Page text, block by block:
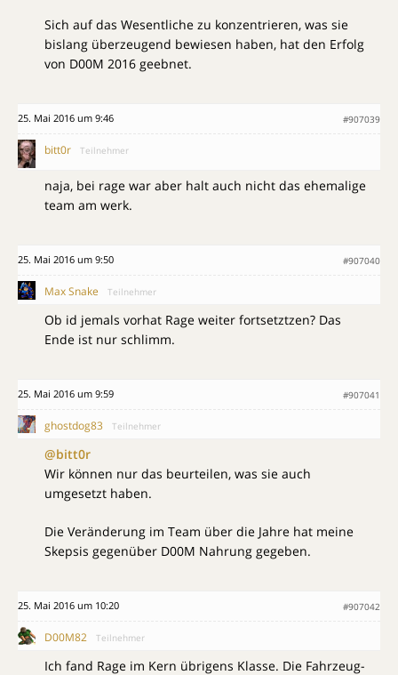
Sich auf das Wesentliche zu konzentrieren, was sie
bislang überzeugend bewiesen haben, hat den Erfolg
von D00M 2016 geebnet.
25. Mai 2016 um 9:46 #907039
bitt0r Teilnehmer
naja, bei rage war aber halt auch nicht das ehemalige
team am werk.
25. Mai 2016 um 9:50 #907040
Max Snake Teilnehmer
Ob id jemals vorhat Rage weiter fortsetztzen? Das
Ende ist nur schlimm.
25. Mai 2016 um 9:59 #907041
ghostdog83 Teilnehmer
@bitt0r
Wir können nur das beurteilen, was sie auch
umgesetzt haben.
Die Veränderung im Team über die Jahre hat meine
Skepsis gegenüber D00M Nahrung gegeben.
25. Mai 2016 um 10:20 #907042
D00M82 Teilnehmer
Ich fand Rage im Kern übrigens Klasse. Die Fahrzeug-